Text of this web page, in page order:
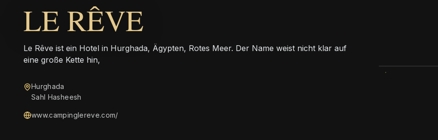
LE RÊVE
Le Rêve ist ein Hotel in Hurghada, Ägypten, Rotes Meer. Der Name weist nicht klar auf
eine große Kette hin,
Hurghada
Sahl Hasheesh
www.campinglereve.com/